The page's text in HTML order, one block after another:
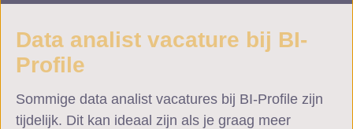
Data analist vacature bij BI-
Profile
Sommige data analist vacatures bij BI-Profile zijn
tijdelijk. Dit kan ideaal zijn als je graag meer